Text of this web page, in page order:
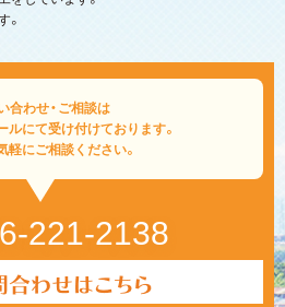
。
合わせ・ご相談は
ルにて受け付けております。
軽にご相談ください。
221-2138